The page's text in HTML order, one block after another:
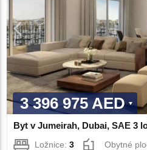
3 396 975 AED
Byt v Jumeirah, Dubai, SAE 3
Ložnice:3 Obytné